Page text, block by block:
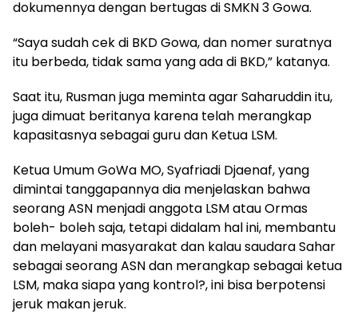
dokumennya dengan bertugas di SMKN 3 Gowa.
“Saya sudah cek di BKD Gowa, dan nomer suratnya
itu berbeda, tidak sama yang ada di BKD,” katanya.
Saat itu, Rusman juga meminta agar Saharuddin itu,
juga dimuat beritanya karena telah merangkap
kapasitasnya sebagai guru dan Ketua LSM.
Ketua Umum GoWa MO, Syafriadi Djaenaf, yang
dimintai tanggapannya dia menjelaskan bahwa
seorang ASN menjadi anggota LSM atau Ormas
boleh- boleh saja, tetapi didalam hal ini, membantu
dan melayani masyarakat dan kalau saudara Sahar
sebagai seorang ASN dan merangkap sebagai ketua
LSM, maka siapa yang kontrol?, ini bisa berpotensi
jeruk makan jeruk.